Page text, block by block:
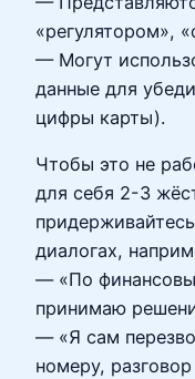
«регулятором»,
— Могут
данные для
цифры карты).
Чтобы это не
для себя 2-3
диалогах,
— «По
принимаю
— «Я сам
номеру,